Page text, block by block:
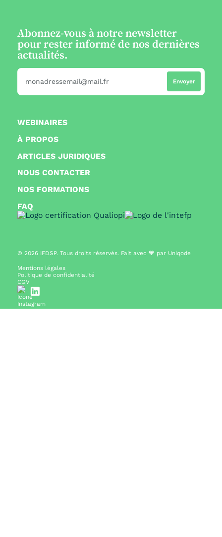
NOS FORMATIONS
ARTICLES JURIDIQUES
WEBINAIRES
NOUS CONTACTER
À PROPOS
FAQ
Abonnez-vous à notre newsletter
pour rester informé de nos dernières
actualités.
© 2026 IFDSP. Tous droits réservés. Fait avec 🧡 par Uniqode
Mentions légales
Politique de confidentialité
CGV